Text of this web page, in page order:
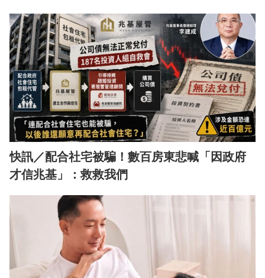
快訊／配合社宅被騙！數百房東悲喊「因政府
才信兆基」：救救我們